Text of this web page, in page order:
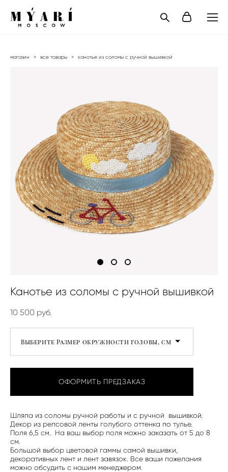
магазин > все товары > канотье из соломы с ручной вышивкой
Канотье из соломы с ручной вышивкой
10 500 pуб.
Выберите Размер окружности головы, см
ОФОРМИТЬ ПРЕДЗАКАЗ
Шляпа из соломы ручной работы и с ручной вышивкой.
Декор из репсовой ленты голубого оттенка по тулье.
Поля 6,5 см. На ваш выбор поля можно заказать от 5 до 8
см.
Большой выбор цветовой гаммы самой вышивки,
декоративных лент и лент завязок. Все ваши пожелания
можно обсудить с нашим менеджером.